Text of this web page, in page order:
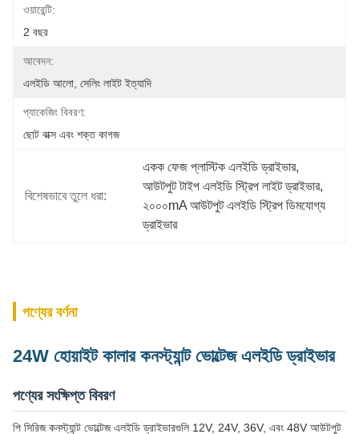
ওয়ারেন্টি:
2 বছর
আবেদন:
এলইডি আলো, সেলিং লাইট ইত্যাদি
প্যাকেজিং বিবরণ:
ছোট বাক্স এবং শক্ত কাগজ
বিশেষভাবে তুলে ধরা:
একক ফেজ প্লাস্টিক এলইডি ড্রাইভার,
আউটপুট টাইপ এলইডি স্ট্রিপ লাইট ড্রাইভার,
২০০০mA আউটপুট এলইডি স্ট্রিপ ডিমযোগ্য
ড্রাইভার
পণ্যের বর্ণনা
24W হোয়াইট কালার কনস্ট্যান্ট ভোল্টেজ এলইডি ড্রাইভার
পণ্যের সংক্ষিপ্ত বিবরণ
পি সিরিজ কনস্ট্যান্ট ভোল্টেজ এলইডি ড্রাইভারগুলি 12V, 24V, 36V, এবং 48V আউটপুট